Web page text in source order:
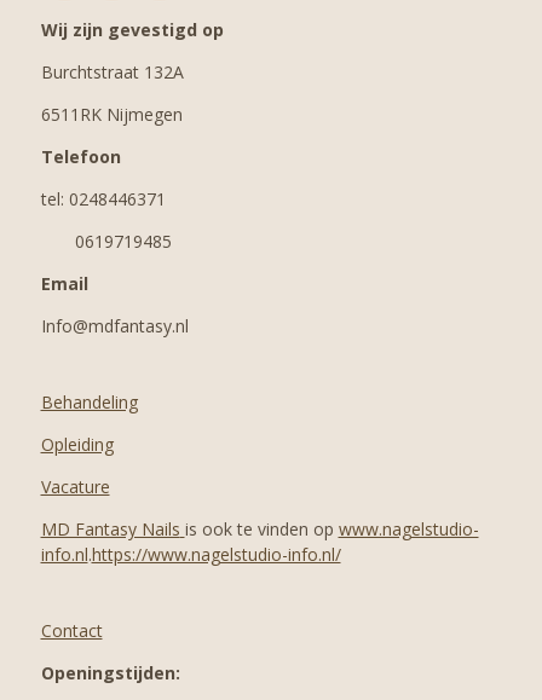
a
c
b
o
n
s
a
r
m
h
a
s
p
Wij zijn gevestigd op
Burchtstraat 132A
6511RK Nijmegen
Telefoon
tel: 0248446371
0619719485
Email
Info@mdfantasy.nl
Behandeling
Opleiding
Vacature
MD Fantasy Nails is ook te vinden op www.nagelstudio-
info.nl.https://www.nagelstudio-info.nl/
Contact
Openingstijden: